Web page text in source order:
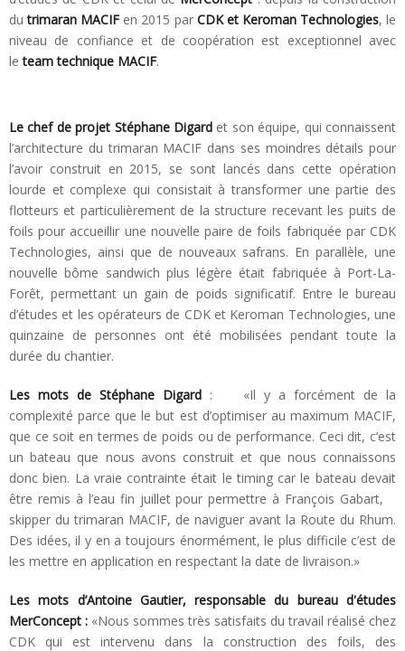
du trimaran MACIF en 2015 par CDK et Keroman Technologies, le
niveau de confiance et de coopération est exceptionnel avec
leteam technique MACIF.
Le chef de projet Stéphane Digard et son équipe, qui connaissent
l’architecture du trimaran MACIF dans ses moindres détails pour
l’avoir construit en 2015, se sont lancés dans cette opération
lourde et complexe qui consistait à transformer une partie des
flotteurs et particulièrement de la structure recevant les puits de
foils pour accueillir une nouvelle paire de foils fabriquée par CDK
Technologies, ainsi que de nouveaux safrans. En parallèle, une
nouvelle bôme sandwich plus légère était fabriquée à Port-La-
Forêt, permettant un gain de poids significatif. Entre le bureau
d’études et les opérateurs de CDK et Keroman Technologies, une
quinzaine de personnes ont été mobilisées pendant toute la
durée du chantier.
Les mots de Stéphane Digard: «Il y a forcément de la
complexité parce que le but est d’optimiser au maximum MACIF,
que ce soit en termes de poids ou de performance. Ceci dit, c’est
un bateau que nous avons construit et que nous connaissons
donc bien. La vraie contrainte était le timing car le bateau devait
être remis à l’eau fin juillet pour permettre à François Gabart,
skipper du trimaran MACIF, de naviguer avant la Route du Rhum.
Des idées, il y en a toujours énormément, le plus difficile c’est de
les mettre en application en respectant la date de livraison.»
Les mots d’Antoine Gautier, responsable du bureau d'études
MerConcept : «Nous sommes très satisfaits du travail réalisé chez
CDK qui est intervenu dans la construction des foils, des